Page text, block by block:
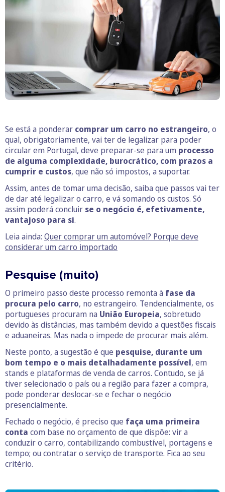
Se está a ponderar comprar um carro no estrangeiro, o
qual, obrigatoriamente, vai ter de legalizar para poder
circular em Portugal, deve preparar-se para um processo
de alguma complexidade, burocrático, com prazos a
cumprir e custos, que não só impostos, a suportar.
Assim, antes de tomar uma decisão, saiba que passos vai ter
de dar até legalizar o carro, e vá somando os custos. Só
assim poderá concluir se o negócio é, efetivamente,
vantajoso para si.
Leia ainda: Quer comprar um automóvel? Porque deve
considerar um carro importado
Pesquise (muito)
O primeiro passo deste processo remonta à fase da
procura pelo carro, no estrangeiro. Tendencialmente, os
portugueses procuram na União Europeia, sobretudo
devido às distâncias, mas também devido a questões fiscais
e aduaneiras. Mas nada o impede de procurar mais além.
Neste ponto, a sugestão é que pesquise, durante um
bom tempo e o mais detalhadamente possível, em
stands e plataformas de venda de carros. Contudo, se já
tiver selecionado o país ou a região para fazer a compra,
pode ponderar deslocar-se e fechar o negócio
presencialmente.
Fechado o negócio, é preciso que faça uma primeira
conta com base no orçamento de que dispõe: vir a
conduzir o carro, contabilizando combustível, portagens e
tempo; ou contratar o serviço de transporte. Fica ao seu
critério.